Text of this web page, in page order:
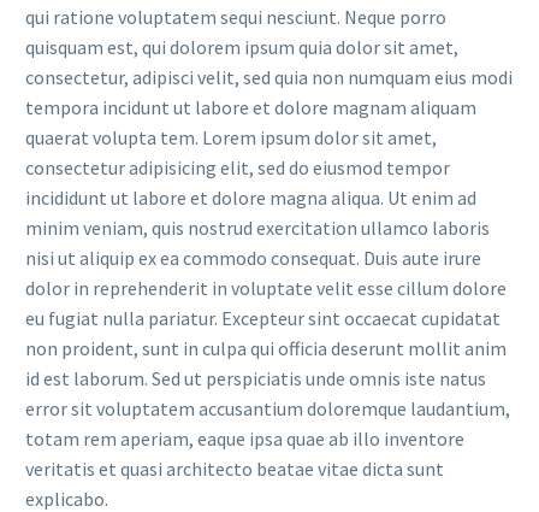
qui ratione voluptatem sequi nesciunt. Neque porro
quisquam est, qui dolorem ipsum quia dolor sit amet,
consectetur, adipisci velit, sed quia non numquam eius modi
tempora incidunt ut labore et dolore magnam aliquam
quaerat volupta tem. Lorem ipsum dolor sit amet,
consectetur adipisicing elit, sed do eiusmod tempor
incididunt ut labore et dolore magna aliqua. Ut enim ad
minim veniam, quis nostrud exercitation ullamco laboris
nisi ut aliquip ex ea commodo consequat. Duis aute irure
dolor in reprehenderit in voluptate velit esse cillum dolore
eu fugiat nulla pariatur. Excepteur sint occaecat cupidatat
non proident, sunt in culpa qui officia deserunt mollit anim
id est laborum. Sed ut perspiciatis unde omnis iste natus
error sit voluptatem accusantium doloremque laudantium,
totam rem aperiam, eaque ipsa quae ab illo inventore
veritatis et quasi architecto beatae vitae dicta sunt
explicabo.